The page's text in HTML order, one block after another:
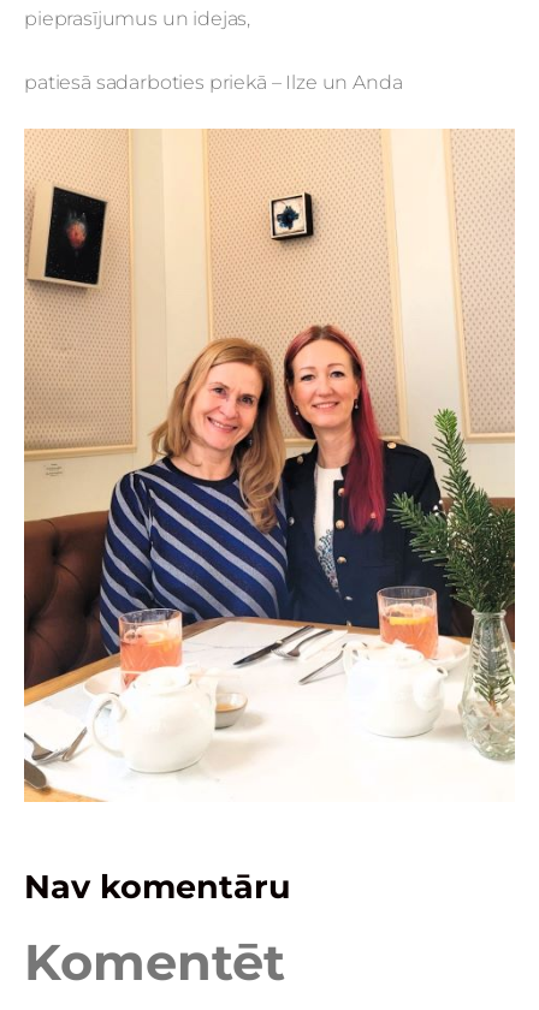
pieprasījumus un idejas,
patiesā sadarboties priekā – Ilze un Anda
Nav komentāru
Komentēt